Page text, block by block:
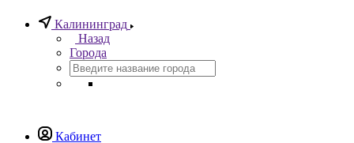
Калининград
Назад
Города
Кабинет